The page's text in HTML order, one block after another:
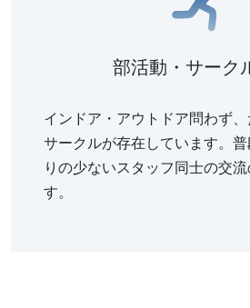
部活動・サーク
インドア・アウトドア問わず
サークルが存在しています。
りの少ないスタッフ同士の交
す。